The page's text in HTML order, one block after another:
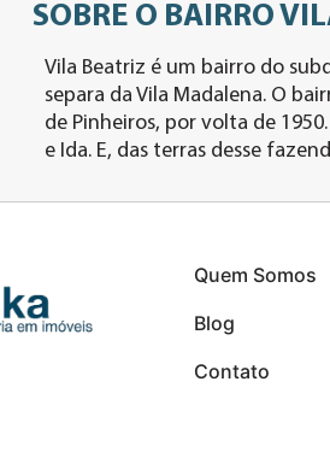
SOBRE O BAIRRO
Vila Beatriz é um bairro do
separa da Vila Madalena. O
de Pinheiros, por volta de
e Ida. E, das terras desse
Quem Somos
Blog
Contato